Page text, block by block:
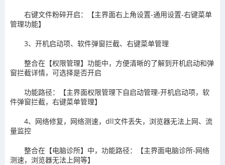
右键文件粉碎开启：【主界面右上角设置-通用设置-右键菜单
管理功能】
3、开机启动项、软件弹窗拦截、右键菜单管理
整合在【权限管理】功能中，方便清晰的了解到开机启动和弹
窗拦截详情，可选择是否开启
功能路径：【主界面权限管理下自启动管理-开机启动项，软
件弹窗拦截，右键菜单管理】
4、网络修复，网络测速，dll文件丢失，浏览器无法上网、流
量监控
整合在【电脑诊所】中，功能路径：【主界面电脑诊所-网络
测速，浏览器无法上网等】